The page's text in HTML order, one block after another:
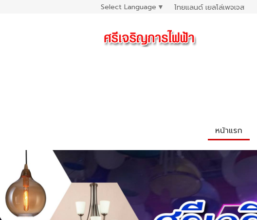
Select Language ▼ ไทยแลนด์ เยลโล่เพจเจส
หน้าแรก